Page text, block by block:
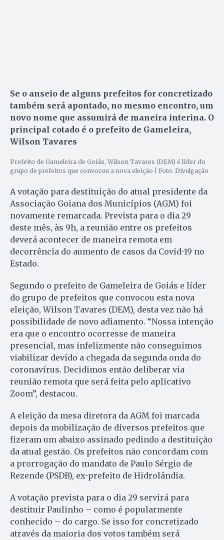
Se o anseio de alguns prefeitos for concretizado
também será apontado, no mesmo encontro, um
novo nome que assumirá de maneira interina. O
principal cotado é o prefeito de Gameleira,
Wilson Tavares
Prefeito de Gameleira de Goiás, Wilson Tavares (DEM) é líder do
grupo de prefeitos que convocou a nova eleição | Foto: Divulgação
A votação para destituição do atual presidente da
Associação Goiana dos Municípios (AGM) foi
novamente remarcada. Prevista para o dia 29
deste mês, às 9h, a reunião entre os prefeitos
deverá acontecer de maneira remota em
decorrência do aumento de casos da Covid-19 no
Estado.
Segundo o prefeito de Gameleira de Goiás e líder
do grupo de prefeitos que convocou esta nova
eleição, Wilson Tavares (DEM), desta vez não há
possibilidade de novo adiamento. “Nossa intenção
era que o encontro ocorresse de maneira
presencial, mas infelizmente não conseguimos
viabilizar devido a chegada da segunda onda do
coronavírus. Decidimos então deliberar via
reunião remota que será feita pelo aplicativo
Zoom”, destacou.
A eleição da mesa diretora da AGM foi marcada
depois da mobilização de diversos prefeitos que
fizeram um abaixo assinado pedindo a destituição
da atual gestão. Os prefeitos não concordam com
a prorrogação do mandato de Paulo Sérgio de
Rezende (PSDB), ex-prefeito de Hidrolândia.
A votação prevista para o dia 29 servirá para
destituir Paulinho – como é popularmente
conhecido – do cargo. Se isso for concretizado
através da maioria dos votos também será